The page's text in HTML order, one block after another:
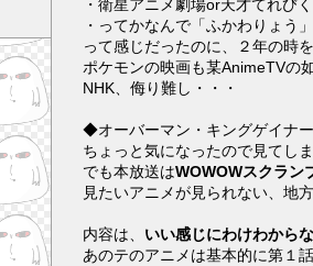
・衛星アニメ劇場or天才てれび
・ってかなんで「ふかわりょう
って感じだったのに、２年の時
ポケモンの映画も某AnimeTVの
NHK、侮り難し・・・
◆オーバーマン・キングゲイナ
ちょっと気になったので見てし
でも本放送はWOWOWスクラン
見たいアニメが見られない、地
内容は、 いい感じにわけわから
あのテのアニメは基本的に第１